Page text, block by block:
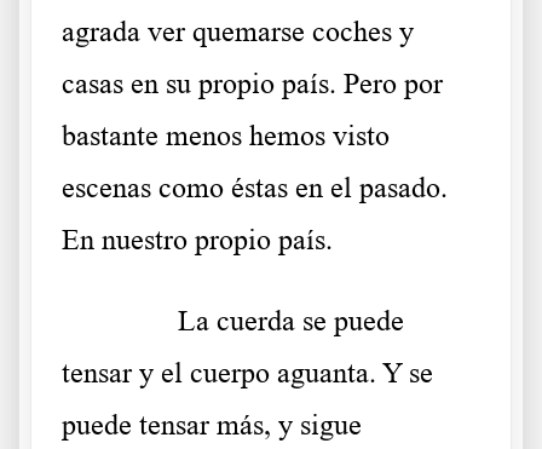
agrada ver quemarse coches y
casas en su propio país. Pero por
bastante menos hemos visto
escenas como éstas en el pasado.
En nuestro propio país.
La cuerda se puede
tensar y el cuerpo aguanta. Y se
puede tensar más, y sigue